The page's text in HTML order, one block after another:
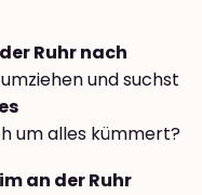
Ruhr nach
umziehen und suchst
um alles kümmert?
an der Ruhr